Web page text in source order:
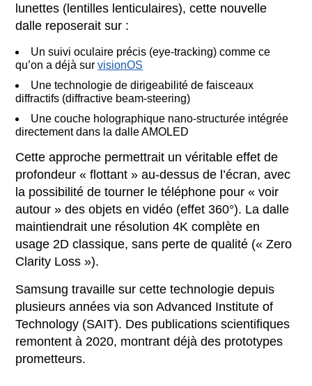
lunettes (lentilles lenticulaires), cette nouvelle
dalle reposerait sur :
Un suivi oculaire précis (eye-tracking) comme ce
qu’on a déjà survisionOS
Une technologie de dirigeabilité de faisceaux
diffractifs (diffractive beam-steering)
Une couche holographique nano-structurée intégrée
directement dans la dalle AMOLED
Cette approche permettrait un véritable effet de
profondeur « flottant » au-dessus de l’écran, avec
la possibilité de tourner le téléphone pour « voir
autour » des objets en vidéo (effet 360°). La dalle
maintiendrait une résolution 4K complète en
usage 2D classique, sans perte de qualité (« Zero
Clarity Loss »).
Samsung travaille sur cette technologie depuis
plusieurs années via son Advanced Institute of
Technology (SAIT). Des publications scientifiques
remontent à 2020, montrant déjà des prototypes
prometteurs.